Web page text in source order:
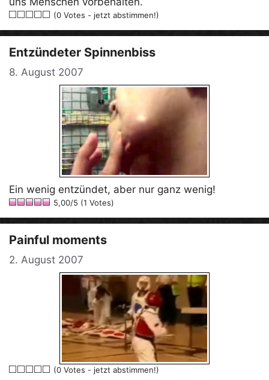
(0 Votes - jetzt abstimmen!)
Entzündeter Spinnenbiss
8. August 2007
Ein wenig entzündet, aber nur ganz wenig!
5,00/5 (1 Votes)
Painful moments
2. August 2007
(0 Votes - jetzt abstimmen!)